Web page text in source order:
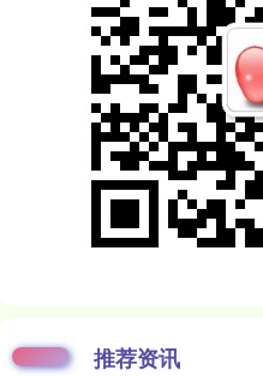
推荐资讯